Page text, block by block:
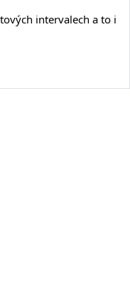
intervalech a to i